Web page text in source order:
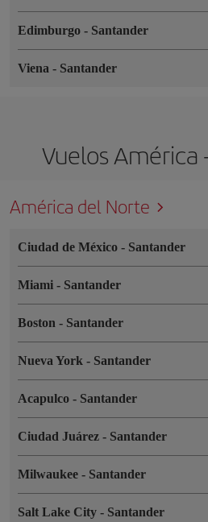
Edimburgo - Santander
Viena - Santander
Vuelos América
América del Norte
Ciudad de México - Santander
Miami - Santander
Boston - Santander
Nueva York - Santander
Acapulco - Santander
Ciudad Juárez - Santander
Milwaukee - Santander
Salt Lake City - Santander